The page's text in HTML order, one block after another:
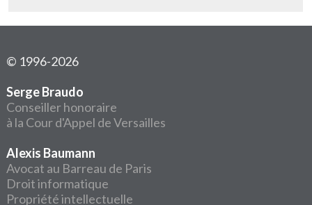
© 1996-2026
Serge Braudo
Conseiller honoraire
à la Cour d'Appel de Versailles
Alexis Baumann
Avocat au Barreau de Paris
Droit informatique
Propriété intellectuelle